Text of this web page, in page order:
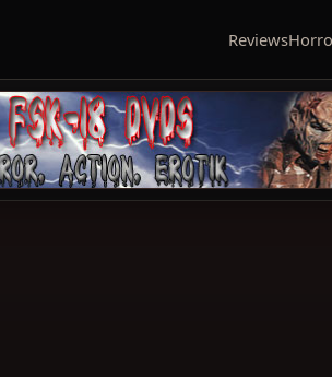
Reviews